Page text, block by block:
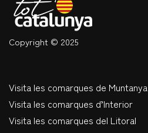
Copyright © 2025
Visita les comarques de Muntanya
Visita les comarques d’Interior
Visita les comarques del Litoral